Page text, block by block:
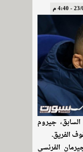
جيروم
الفريق.
الفرنسي